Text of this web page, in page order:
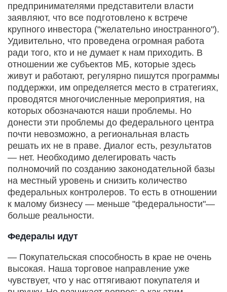
предпринимателями представители власти
заявляют, что все подготовлено к встрече
крупного инвестора ("желательно иностранного").
Удивительно, что проведена огромная работа
ради того, кто и не думает к нам приходить. В
отношении же субъектов МБ, которые здесь
живут и работают, регулярно пишутся программы
поддержки, им определяется место в стратегиях,
проводятся многочисленные мероприятия, на
которых обозначаются наши проблемы. Но
донести эти проблемы до федерального центра
почти невозможно, а региональная власть
решать их не в праве. Диалог есть, результатов
— нет. Необходимо делегировать часть
полномочий по созданию законодательной базы
на местный уровень и снизить количество
федеральных контролеров. То есть в отношении
к малому бизнесу — меньше "федеральности"—
больше реальности.
Федералы идут
— Покупательская способность в крае не очень
высокая. Наша торговое направление уже
чувствует, что у нас оттягивают покупателя и